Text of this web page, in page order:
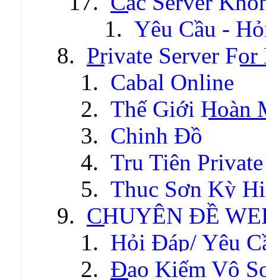
Yêu Cầu -
Private Server
Cabal Online
Thế Giới Hoàn
Chinh Đồ
Tru Tiên Private
Thục Sơn Kỳ
CHUYÊN ĐỀ
Hỏi Đáp/ Yêu
Đao Kiếm Vô